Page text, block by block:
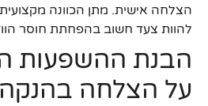
הצלחה אישית. מתן הכוונה מקצועית
להוות צעד חשוב בהפחתת חוסר
הבנת ההשפעות
על הצלחה בהנקה